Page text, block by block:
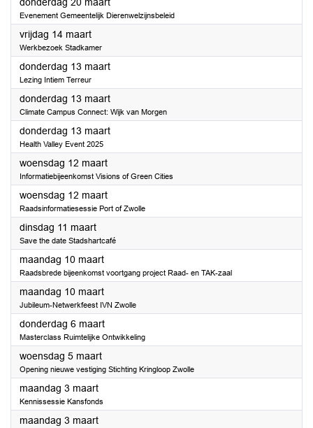
Evenement Gemeentelijk Dierenwelzijnsbeleid
vrijdag 14 maart2025
Werkbezoek Stadkamer
donderdag 13 maart2025
Lezing Intiem Terreur
donderdag 13 maart2025
Climate Campus Connect: Wijk van Morgen
donderdag 13 maart2025
Health Valley Event 2025
woensdag 12 maart2025
Informatiebijeenkomst Visions of Green Cities
woensdag 12 maart2025
Raadsinformatiesessie Port of Zwolle
dinsdag 11 maart2025
Save the date Stadshartcafé
maandag 10 maart2025
Raadsbrede bijeenkomst voortgang project Raad- en TAK-zaal
maandag 10 maart2025
Jubileum-Netwerkfeest IVN Zwolle
donderdag 6 maart2025
Masterclass Ruimtelijke Ontwikkeling
woensdag 5 maart2025
Opening nieuwe vestiging Stichting Kringloop Zwolle
maandag 3 maart2025
Kennissessie Kansfonds
maandag 3 maart2025